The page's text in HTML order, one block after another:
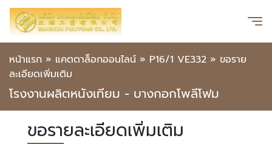
หน้าแรก » แคตตาล็อกออนไลน์ » P16/1 VE332 » ขอราย
ละเอียดเพิ่มเติม
โรงงานผลิตหนังเทียม - บางกอกโพลีโฟม
ขอรายละเอียดเพิ่มเติม